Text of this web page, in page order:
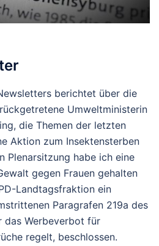
berichtet über die
Umweltministerin
die Themen der letzten
Aktion zum Insektensterben
Plenarsitzung habe ich eine
gegen Frauen gehalten
Landtagsfraktion ein
Paragrafen 219a des
das Werbeverbot für
regelt, beschlossen.